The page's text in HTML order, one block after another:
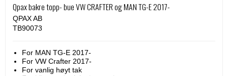
Qpax bakre topp- bue VW CRAFTER og MAN TG-E 2017-
QPAX AB
TB90073
For MAN TG-E 2017-
For VW Crafter 2017-
For vanlig høyt tak